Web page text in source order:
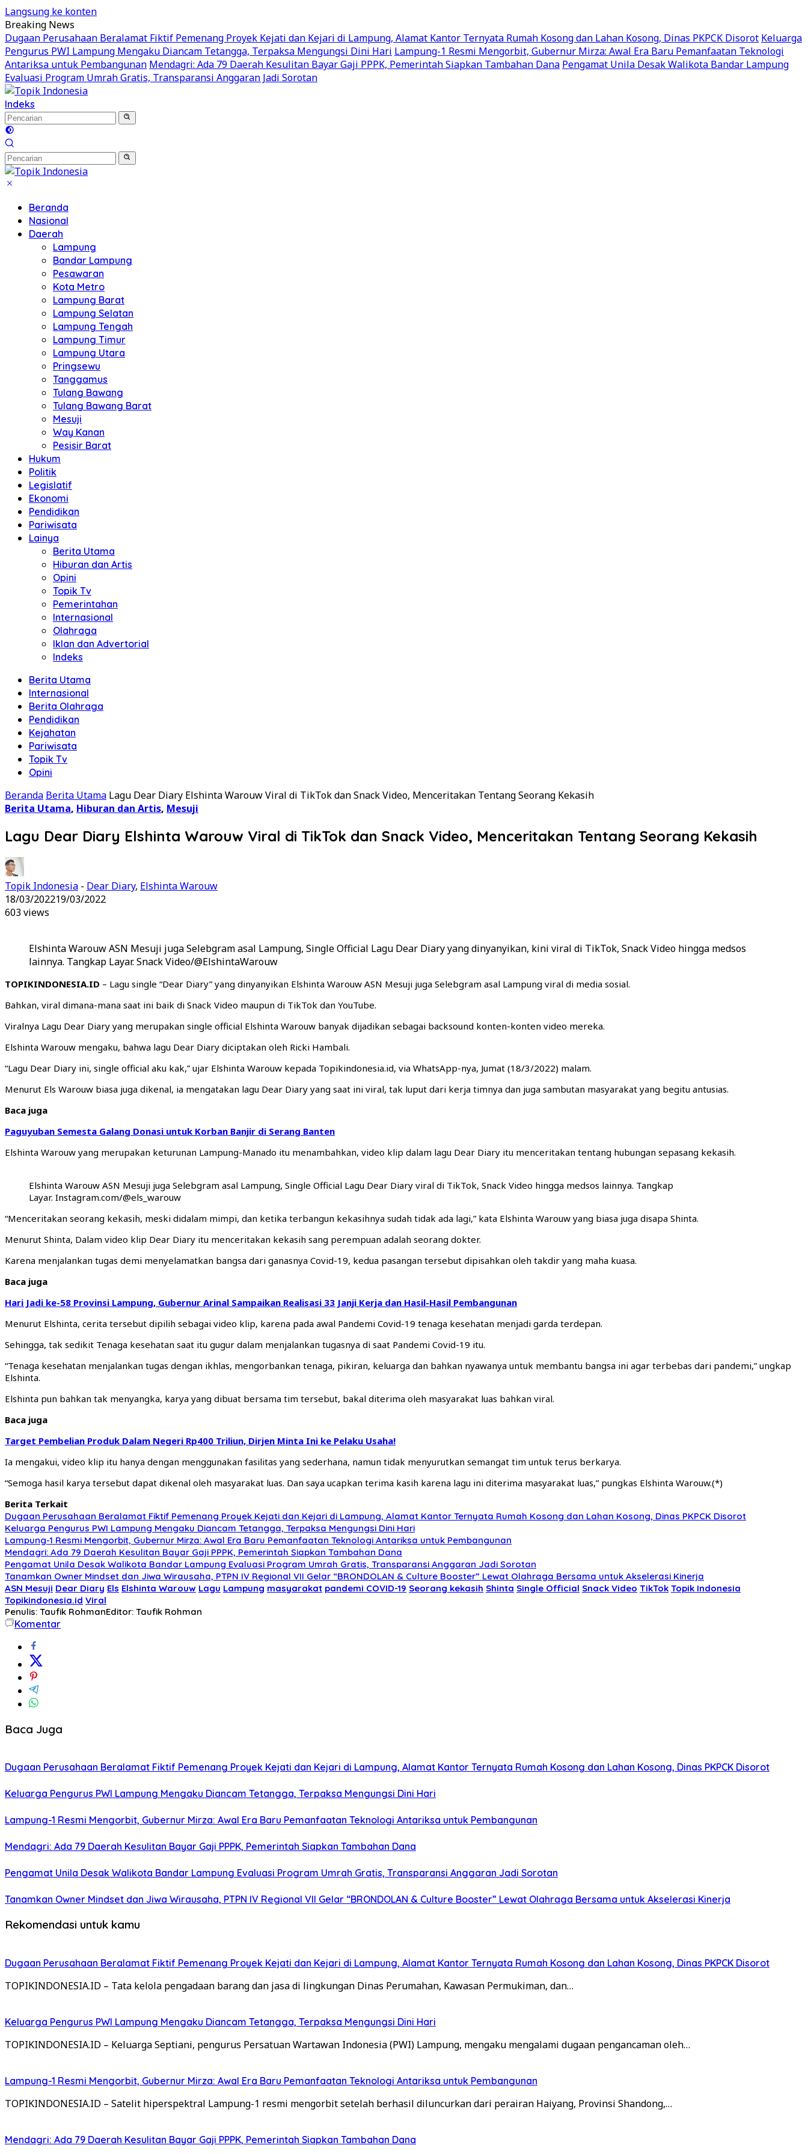
Langsung ke konten
Breaking News
Dugaan Perusahaan Beralamat Fiktif Pemenang Proyek Kejati dan Kejari di Lampung, Alamat Kantor Ternyata Rumah Kosong dan Lahan Kosong, Dinas PKPCK Disorot Keluarga
Pengurus PWI Lampung Mengaku Diancam Tetangga, Terpaksa Mengungsi Dini Hari Lampung-1 Resmi Mengorbit, Gubernur Mirza: Awal Era Baru Pemanfaatan Teknologi
Antariksa untuk Pembangunan Mendagri: Ada 79 Daerah Kesulitan Bayar Gaji PPPK, Pemerintah Siapkan Tambahan Dana Pengamat Unila Desak Walikota Bandar Lampung
Evaluasi Program Umrah Gratis, Transparansi Anggaran Jadi Sorotan
Indeks
Beranda
Nasional
Daerah
Lampung
Bandar Lampung
Pesawaran
Kota Metro
Lampung Barat
Lampung Selatan
Lampung Tengah
Lampung Timur
Lampung Utara
Pringsewu
Tanggamus
Tulang Bawang
Tulang Bawang Barat
Mesuji
Way Kanan
Pesisir Barat
Hukum
Politik
Legislatif
Ekonomi
Pendidikan
Pariwisata
Lainya
Berita Utama
Hiburan dan Artis
Opini
Topik Tv
Pemerintahan
Internasional
Olahraga
Iklan dan Advertorial
Indeks
Berita Utama
Internasional
Berita Olahraga
Pendidikan
Kejahatan
Pariwisata
Topik Tv
Opini
Beranda Berita Utama Lagu Dear Diary Elshinta Warouw Viral di TikTok dan Snack Video, Menceritakan Tentang Seorang Kekasih
Berita Utama, Hiburan dan Artis, Mesuji
Lagu Dear Diary Elshinta Warouw Viral di TikTok dan Snack Video, Menceritakan Tentang Seorang Kekasih
Topik Indonesia - Dear Diary, Elshinta Warouw
18/03/202219/03/2022
603 views
Elshinta Warouw ASN Mesuji juga Selebgram asal Lampung, Single Official Lagu Dear Diary yang dinyanyikan, kini viral di TikTok, Snack Video hingga medsos
lainnya. Tangkap Layar. Snack Video/@ElshintaWarouw
TOPIKINDONESIA.ID – Lagu single “Dear Diary” yang dinyanyikan Elshinta Warouw ASN Mesuji juga Selebgram asal Lampung viral di media sosial.
Bahkan, viral dimana-mana saat ini baik di Snack Video maupun di TikTok dan YouTube.
Viralnya Lagu Dear Diary yang merupakan single official Elshinta Warouw banyak dijadikan sebagai backsound konten-konten video mereka.
Elshinta Warouw mengaku, bahwa lagu Dear Diary diciptakan oleh Ricki Hambali.
“Lagu Dear Diary ini, single official aku kak,” ujar Elshinta Warouw kepada Topikindonesia.id, via WhatsApp-nya, Jumat (18/3/2022) malam.
Menurut Els Warouw biasa juga dikenal, ia mengatakan lagu Dear Diary yang saat ini viral, tak luput dari kerja timnya dan juga sambutan masyarakat yang begitu antusias.
Baca juga
Paguyuban Semesta Galang Donasi untuk Korban Banjir di Serang Banten
Elshinta Warouw yang merupakan keturunan Lampung-Manado itu menambahkan, video klip dalam lagu Dear Diary itu menceritakan tentang hubungan sepasang kekasih.
Elshinta Warouw ASN Mesuji juga Selebgram asal Lampung, Single Official Lagu Dear Diary viral di TikTok, Snack Video hingga medsos lainnya. Tangkap
Layar. Instagram.com/@els_warouw
“Menceritakan seorang kekasih, meski didalam mimpi, dan ketika terbangun kekasihnya sudah tidak ada lagi,” kata Elshinta Warouw yang biasa juga disapa Shinta.
Menurut Shinta, Dalam video klip Dear Diary itu menceritakan kekasih sang perempuan adalah seorang dokter.
Karena menjalankan tugas demi menyelamatkan bangsa dari ganasnya Covid-19, kedua pasangan tersebut dipisahkan oleh takdir yang maha kuasa.
Baca juga
Hari Jadi ke-58 Provinsi Lampung, Gubernur Arinal Sampaikan Realisasi 33 Janji Kerja dan Hasil-Hasil Pembangunan
Menurut Elshinta, cerita tersebut dipilih sebagai video klip, karena pada awal Pandemi Covid-19 tenaga kesehatan menjadi garda terdepan.
Sehingga, tak sedikit Tenaga kesehatan saat itu gugur dalam menjalankan tugasnya di saat Pandemi Covid-19 itu.
“Tenaga kesehatan menjalankan tugas dengan ikhlas, mengorbankan tenaga, pikiran, keluarga dan bahkan nyawanya untuk membantu bangsa ini agar terbebas dari pandemi,” ungkap
Elshinta.
Elshinta pun bahkan tak menyangka, karya yang dibuat bersama tim tersebut, bakal diterima oleh masyarakat luas bahkan viral.
Baca juga
Target Pembelian Produk Dalam Negeri Rp400 Triliun, Dirjen Minta Ini ke Pelaku Usaha!
Ia mengakui, video klip itu hanya dengan menggunakan fasilitas yang sederhana, namun tidak menyurutkan semangat tim untuk terus berkarya.
“Semoga hasil karya tersebut dapat dikenal oleh masyarakat luas. Dan saya ucapkan terima kasih karena lagu ini diterima masyarakat luas,” pungkas Elshinta Warouw.(*)
Berita Terkait
Dugaan Perusahaan Beralamat Fiktif Pemenang Proyek Kejati dan Kejari di Lampung, Alamat Kantor Ternyata Rumah Kosong dan Lahan Kosong, Dinas PKPCK Disorot
Keluarga Pengurus PWI Lampung Mengaku Diancam Tetangga, Terpaksa Mengungsi Dini Hari
Lampung-1 Resmi Mengorbit, Gubernur Mirza: Awal Era Baru Pemanfaatan Teknologi Antariksa untuk Pembangunan
Mendagri: Ada 79 Daerah Kesulitan Bayar Gaji PPPK, Pemerintah Siapkan Tambahan Dana
Pengamat Unila Desak Walikota Bandar Lampung Evaluasi Program Umrah Gratis, Transparansi Anggaran Jadi Sorotan
Tanamkan Owner Mindset dan Jiwa Wirausaha, PTPN IV Regional VII Gelar “BRONDOLAN & Culture Booster” Lewat Olahraga Bersama untuk Akselerasi Kinerja
ASN Mesuji Dear Diary Els Elshinta Warouw Lagu Lampung masyarakat pandemi COVID-19 Seorang kekasih Shinta Single Official Snack Video TikTok Topik Indonesia
Topikindonesia.id Viral
Penulis: Taufik RohmanEditor: Taufik Rohman
Komentar
Baca Juga
Dugaan Perusahaan Beralamat Fiktif Pemenang Proyek Kejati dan Kejari di Lampung, Alamat Kantor Ternyata Rumah Kosong dan Lahan Kosong, Dinas PKPCK Disorot
Keluarga Pengurus PWI Lampung Mengaku Diancam Tetangga, Terpaksa Mengungsi Dini Hari
Lampung-1 Resmi Mengorbit, Gubernur Mirza: Awal Era Baru Pemanfaatan Teknologi Antariksa untuk Pembangunan
Mendagri: Ada 79 Daerah Kesulitan Bayar Gaji PPPK, Pemerintah Siapkan Tambahan Dana
Pengamat Unila Desak Walikota Bandar Lampung Evaluasi Program Umrah Gratis, Transparansi Anggaran Jadi Sorotan
Tanamkan Owner Mindset dan Jiwa Wirausaha, PTPN IV Regional VII Gelar “BRONDOLAN & Culture Booster” Lewat Olahraga Bersama untuk Akselerasi Kinerja
Rekomendasi untuk kamu
Dugaan Perusahaan Beralamat Fiktif Pemenang Proyek Kejati dan Kejari di Lampung, Alamat Kantor Ternyata Rumah Kosong dan Lahan Kosong, Dinas PKPCK Disorot
TOPIKINDONESIA.ID – Tata kelola pengadaan barang dan jasa di lingkungan Dinas Perumahan, Kawasan Permukiman, dan…
Keluarga Pengurus PWI Lampung Mengaku Diancam Tetangga, Terpaksa Mengungsi Dini Hari
TOPIKINDONESIA.ID – Keluarga Septiani, pengurus Persatuan Wartawan Indonesia (PWI) Lampung, mengaku mengalami dugaan pengancaman oleh…
Lampung-1 Resmi Mengorbit, Gubernur Mirza: Awal Era Baru Pemanfaatan Teknologi Antariksa untuk Pembangunan
TOPIKINDONESIA.ID – Satelit hiperspektral Lampung-1 resmi mengorbit setelah berhasil diluncurkan dari perairan Haiyang, Provinsi Shandong,…
Mendagri: Ada 79 Daerah Kesulitan Bayar Gaji PPPK, Pemerintah Siapkan Tambahan Dana